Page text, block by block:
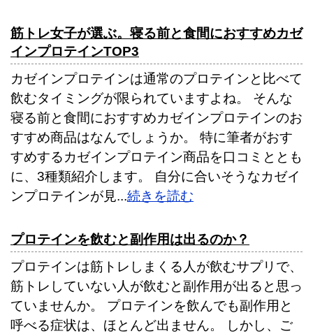
筋トレ女子が選ぶ。寝る前と食間におすすめカゼ
インプロテインTOP3
カゼインプロテインは通常のプロテインと比べて
飲むタイミングが限られていますよね。 そんな
寝る前と食間におすすめカゼインプロテインのお
すすめ商品はなんでしょうか。 特に筆者がおす
すめするカゼインプロテイン商品を口コミととも
に、3種類紹介します。 自分に合いそうなカゼイ
ンプロテインが見...続きを読む
プロテインを飲むと副作用は出るのか？
プロテインは筋トレしまくる人が飲むサプリで、
筋トレしていない人が飲むと副作用が出ると思っ
ていませんか。 プロテインを飲んでも副作用と
呼べる症状は、ほとんど出ません。 しかし、ご